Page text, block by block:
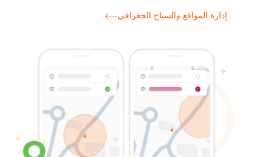
إدارة المواقع والسياج الجغرافي